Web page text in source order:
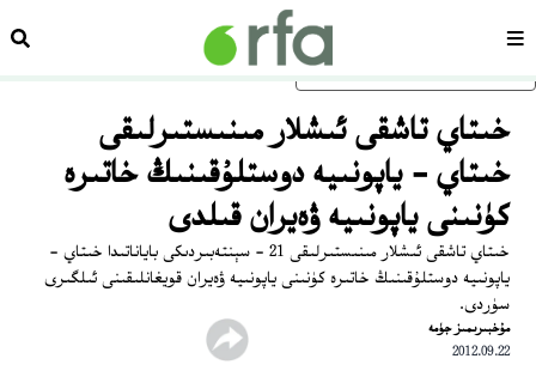
ئاساسلىق مەزمۇنغا ئاتلاڭسەھىپە
خىتاي تاشقى ئىشلار مىنىستىرلىقى
خىتاي - ياپونىيە دوستلۇقىنىڭ خاتىرە
كۈنىنى ياپونىيە ۋەيران قىلدى
خىتاي تاشقى ئىشلار مىنىستىرلىقى 21 - سېنتەبىردىكى باياناتىدا خىتاي -
ياپونىيە دوستلۇقىنىڭ خاتىرە كۈنىنى ياپونىيە ۋەيران قويغانلىقىنى ئىلگىرى
سۈردى.
مۇخبىرىمىز جۈمە
2012.09.22